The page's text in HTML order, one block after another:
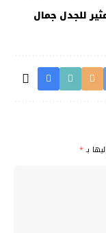
للجدل جمال
بـ *